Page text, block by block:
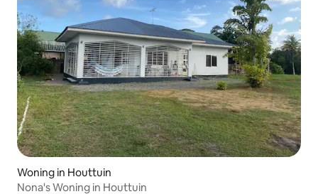
Woning in Houttuin
Nona's Woning in Houttuin